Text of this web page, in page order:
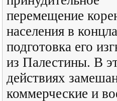
перемещение
населения в
подготовка его
из Палестины. В
действиях
коммерческие и